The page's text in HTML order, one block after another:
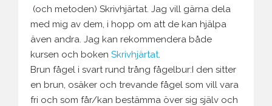
(och metoden) Skrivhjärtat. Jag vill gärna dela
med mig av dem, i hopp om att de kan hjälpa
även andra. Jag kan rekommendera både
kursen och boken Skrivhjärtat.
Brun fågel i svart rund trång fågelbur:I den sitter
en brun, osäker och trevande fågel som vill vara
fri och som får/kan bestämma över sig själv och